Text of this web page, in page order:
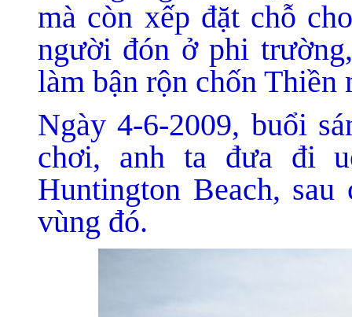
mà còn xếp đặt chỗ
người đón ở phi
làm bận rộn chốn Thiền
Ngày 4-6-2009, buổi
chơi, anh ta đưa đi
Huntington Beach,
vùng đó.